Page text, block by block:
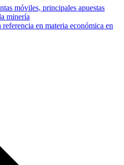
móviles, principales apuestas
minería
en materia económica en